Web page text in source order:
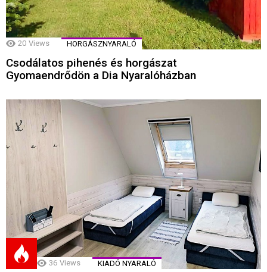
20 Views HORGÁSZNYARALÓ
Csodálatos pihenés és horgászat
Gyomaendrődön a Dia Nyaralóházban
36 Views KIADÓ NYARALÓ